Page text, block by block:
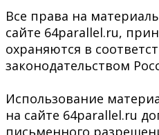
Все права на
сайте 64parallel.ru,
охраняются в
законодательством
Использование
на сайте 64parallel.ru
письменного